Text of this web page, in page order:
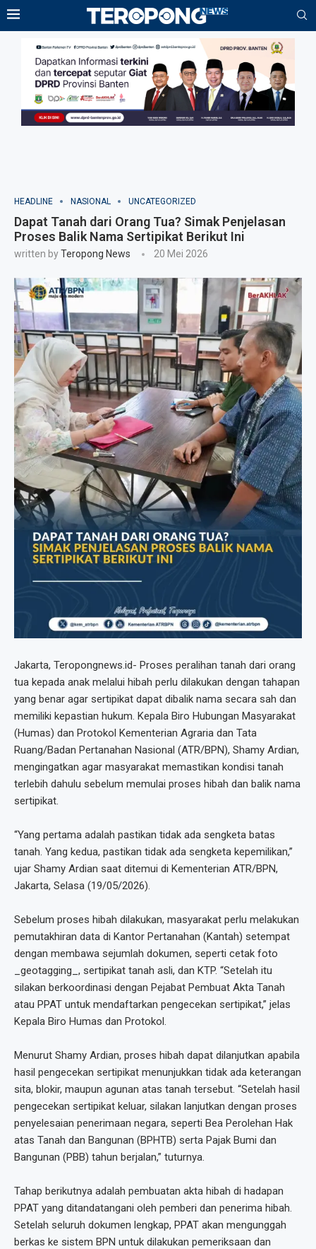
HEADLINE NASIONAL UNCATEGORIZED
Dapat Tanah dari Orang Tua? Simak Penjelasan
Proses Balik Nama Sertipikat Berikut Ini
written byTeropong News 20 Mei 2026
Jakarta, Teropongnews.id- Proses peralihan tanah dari orang
tua kepada anak melalui hibah perlu dilakukan dengan tahapan
yang benar agar sertipikat dapat dibalik nama secara sah dan
memiliki kepastian hukum. Kepala Biro Hubungan Masyarakat
(Humas) dan Protokol Kementerian Agraria dan Tata
Ruang/Badan Pertanahan Nasional (ATR/BPN), Shamy Ardian,
mengingatkan agar masyarakat memastikan kondisi tanah
terlebih dahulu sebelum memulai proses hibah dan balik nama
sertipikat.
“Yang pertama adalah pastikan tidak ada sengketa batas
tanah. Yang kedua, pastikan tidak ada sengketa kepemilikan,”
ujar Shamy Ardian saat ditemui di Kementerian ATR/BPN,
Jakarta, Selasa (19/05/2026).
Sebelum proses hibah dilakukan, masyarakat perlu melakukan
pemutakhiran data di Kantor Pertanahan (Kantah) setempat
dengan membawa sejumlah dokumen, seperti cetak foto
_geotagging_, sertipikat tanah asli, dan KTP. “Setelah itu
silakan berkoordinasi dengan Pejabat Pembuat Akta Tanah
atau PPAT untuk mendaftarkan pengecekan sertipikat,” jelas
Kepala Biro Humas dan Protokol.
Menurut Shamy Ardian, proses hibah dapat dilanjutkan apabila
hasil pengecekan sertipikat menunjukkan tidak ada keterangan
sita, blokir, maupun agunan atas tanah tersebut. “Setelah hasil
pengecekan sertipikat keluar, silakan lanjutkan dengan proses
penyelesaian penerimaan negara, seperti Bea Perolehan Hak
atas Tanah dan Bangunan (BPHTB) serta Pajak Bumi dan
Bangunan (PBB) tahun berjalan,” tuturnya.
Tahap berikutnya adalah pembuatan akta hibah di hadapan
PPAT yang ditandatangani oleh pemberi dan penerima hibah.
Setelah seluruh dokumen lengkap, PPAT akan mengunggah
berkas ke sistem BPN untuk dilakukan pemeriksaan dan